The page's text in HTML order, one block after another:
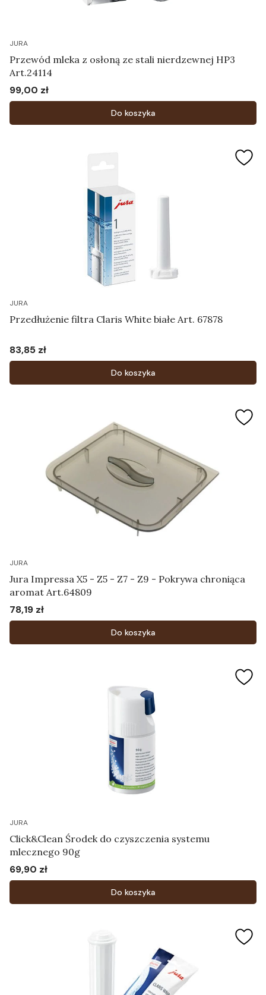
JURA
Przewód mleka z osłoną ze stali nierdzewnej HP3
Art.24114
Cena
99,00 zł
Do koszyka
JURA
Przedłużenie filtra Claris White białe Art. 67878
Cena
83,85 zł
Do koszyka
JURA
Jura Impressa X5 - Z5 - Z7 - Z9 - Pokrywa chroniąca
aromat Art.64809
Cena
78,19 zł
Do koszyka
JURA
Click&Clean Środek do czyszczenia systemu
mlecznego 90g
Cena
69,90 zł
Do koszyka